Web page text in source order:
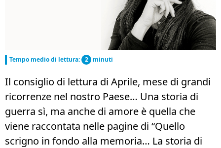
Tempo medio di lettura: 2 minuti
Il consiglio di lettura di Aprile, mese di grandi
ricorrenze nel nostro Paese… Una storia di
guerra sì, ma anche di amore è quella che
viene raccontata nelle pagine di “Quello
scrigno in fondo alla memoria… La storia di